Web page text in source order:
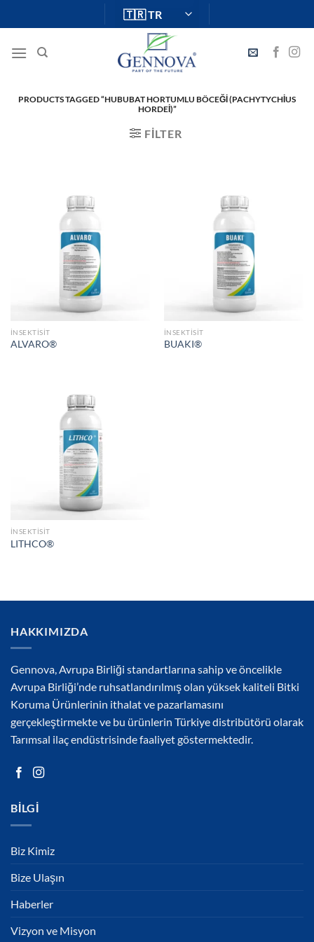
atla
PRODUCTS TAGGED “HUBUBAT HORTUMLU BÖCEĞI (PACHYTYCHIUS
HORDEI)”
FILTER
İNSEKTISIT
ALVARO®
İNSEKTISIT
BUAKI®
İNSEKTISIT
LITHCO®
HAKKIMIZDA
Gennova, Avrupa Birliği standartlarına sahip ve öncelikle
Avrupa Birliği’nde ruhsatlandırılmış olan yüksek kaliteli Bitki
Koruma Ürünlerinin ithalat ve pazarlamasını
gerçekleştirmekte ve bu ürünlerin Türkiye distribütörü olarak
Tarımsal ilaç endüstrisinde faaliyet göstermektedir.
BILGI
Biz Kimiz
Bize Ulaşın
Haberler
Vizyon ve Misyon